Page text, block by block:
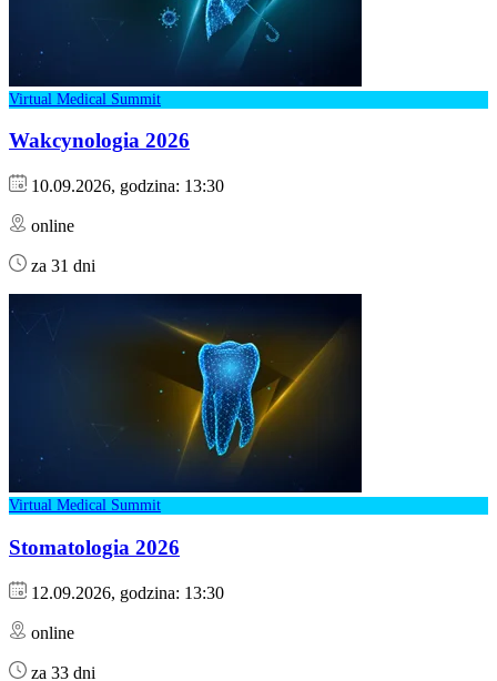
Virtual Medical Summit
Wakcynologia 2026
10.09.2026, godzina: 13:30
online
za 31 dni
Virtual Medical Summit
Stomatologia 2026
12.09.2026, godzina: 13:30
online
za 33 dni